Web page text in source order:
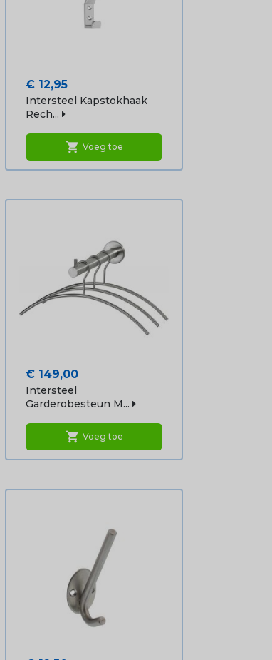
Prijs
€ 12,95
Intersteel Kapstokhaak
Rech...
shopping_cart Voeg toe
Prijs
€ 149,00
Intersteel
Garderobesteun M...
shopping_cart Voeg toe